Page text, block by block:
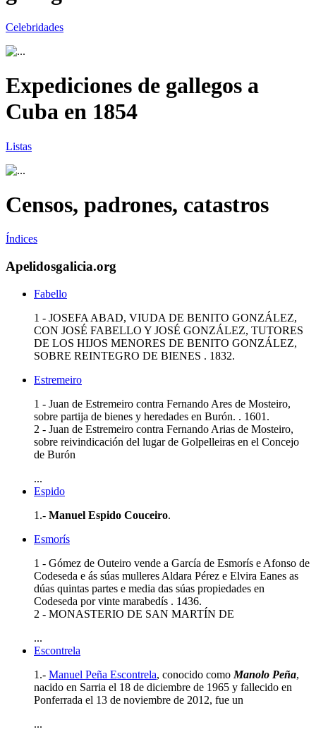
Celebridades
Expediciones de gallegos a
Cuba en 1854
Listas
Censos, padrones, catastros
Índices
Apelidosgalicia.org
Fabello
1 - JOSEFA ABAD, VIUDA DE BENITO GONZÁLEZ,
CON JOSÉ FABELLO Y JOSÉ GONZÁLEZ, TUTORES
DE LOS HIJOS MENORES DE BENITO GONZÁLEZ,
SOBRE REINTEGRO DE BIENES . 1832.
Estremeiro
1 - Juan de Estremeiro contra Fernando Ares de Mosteiro,
sobre partija de bienes y heredades en Burón. . 1601.
2 - Juan de Estremeiro contra Fernando Arias de Mosteiro,
sobre reivindicación del lugar de Golpelleiras en el Concejo
de Burón
...
Espido
1.- Manuel Espido Couceiro.
Esmorís
1 - Gómez de Outeiro vende a García de Esmorís e Afonso de
Codeseda e ás súas mulleres Aldara Pérez e Elvira Eanes as
dúas quintas partes e media das súas propiedades en
Codeseda por vinte marabedís . 1436.
2 - MONASTERIO DE SAN MARTÍN DE
...
Escontrela
1.- Manuel Peña Escontrela, conocido como Manolo Peña,
nacido en Sarria el 18 de diciembre de 1965 y fallecido en
Ponferrada el 13 de noviembre de 2012, fue un
...